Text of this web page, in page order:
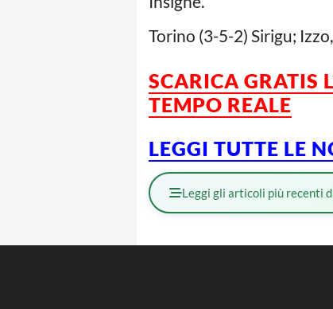
Torino (3-5-2) Sirigu;
SCARICA GRATIS
TEMPO REALE
LEGGI TUTTE LE
Leggi gli articoli più recenti